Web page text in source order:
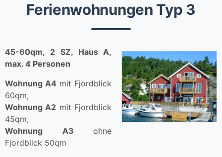
Ferienwohnungen Typ 3
45-60qm, 2 SZ, Haus A,
max. 4 Personen
Wohnung A4 mit Fjordblick
60qm,
Wohnung A2 mit Fjordblick
45qm,
Wohnung A3ohne
Fjordblick 50qm